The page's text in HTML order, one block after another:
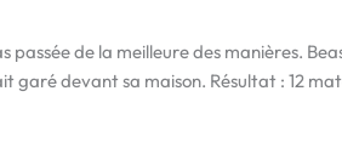
passée de la meilleure des manières.
garé devant sa maison. Résultat : 12